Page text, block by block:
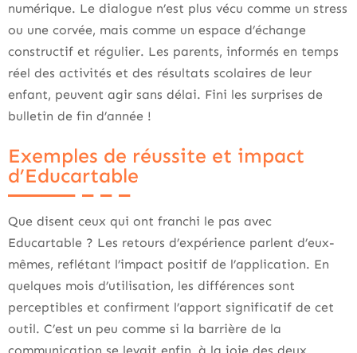
numérique. Le dialogue n’est plus vécu comme un stress
ou une corvée, mais comme un espace d’échange
constructif et régulier. Les parents, informés en temps
réel des activités et des résultats scolaires de leur
enfant, peuvent agir sans délai. Fini les surprises de
bulletin de fin d’année !
Exemples de réussite et impact
d’Educartable
Que disent ceux qui ont franchi le pas avec
Educartable ? Les retours d’expérience parlent d’eux-
mêmes, reflétant l’impact positif de l’application. En
quelques mois d’utilisation, les différences sont
perceptibles et confirment l’apport significatif de cet
outil. C’est un peu comme si la barrière de la